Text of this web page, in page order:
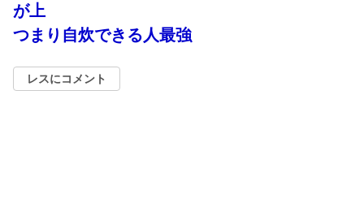
が上
つまり自炊できる人最強
レスにコメント